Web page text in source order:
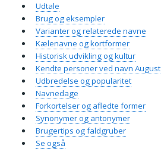
Udtale
Brug og eksempler
Varianter og relaterede navne
Kælenavne og kortformer
Historisk udvikling og kultur
Kendte personer ved navn August
Udbredelse og popularitet
Navnedage
Forkortelser og afledte former
Synonymer og antonymer
Brugertips og faldgruber
Se også